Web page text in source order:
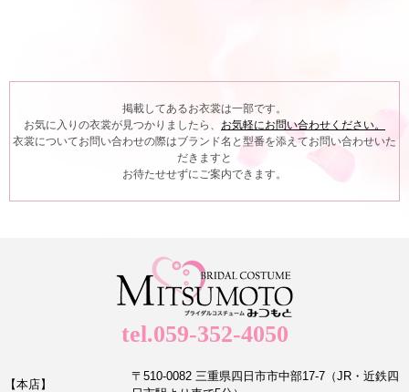
掲載してあるお衣裳は一部です。
お気に入りの衣裳が見つかりましたら、 お気軽にお問い合わせください。
衣裳についてお問い合わせの際はブランド名と型番を添えてお問い合わせいた
だきますと
お待たせせずにご案内できます。
tel.059-352-4050
【本店】
〒510-0082 三重県四日市市中部17-7（JR・近鉄四